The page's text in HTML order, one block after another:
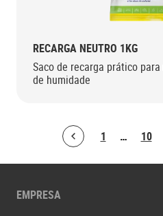
RECARGA NEUTRO 1KG
Saco de recarga prático
de humidade
Bolton.ArticleList.PreviousPage 1 … 10
EMPRESA